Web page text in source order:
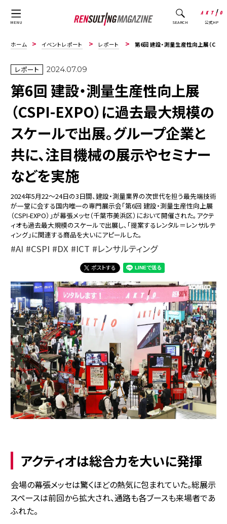
MENU SEARCH 公式HP
ホーム イベントレポート レポート 第6回 建設・測量生産性向上展（CSPI-EXPO）に過去最大規模のスケールで出展。グループ企...
レポート 2024.07.09
第6回 建設・測量生産性向上展
（CSPI-EXPO）に過去最大規模の
スケールで出展。グループ企業と
共に、注目機械の展示やセミナー
などを実施
2024年5月22〜24日の3日間、建設・測量業界の次世代を担う最先端技術
が一堂に会する国内唯一の専門展示会「第6回 建設・測量生産性向上展
（CSPI-EXPO）」が幕張メッセ（千葉市美浜区）において開催された。アクテ
ィオも過去最大規模のスケールで出展し、「提案するレンタル＝レンサルテ
ィング」に関連する商品を大いにアピールした。
AI CSPI DX ICT レンサルティング
ポストする
アクティオは総合力を大いに発揮
会場の幕張メッセは驚くほどの熱気に包まれていた。総展示
スペースは前回から拡大され、通路も各ブースも来場者であ
ふれた。